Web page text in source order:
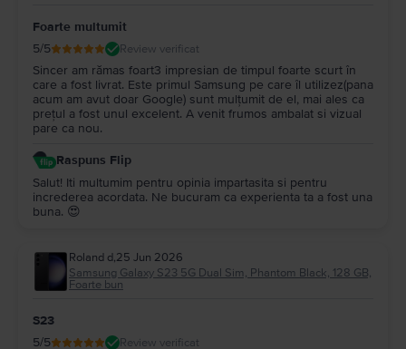
Foarte multumit
5/5 Review verificat
Sincer am rămas foart3 impresian de timpul foarte scurt în
care a fost livrat. Este primul Samsung pe care îl utilizez(pana
acum am avut doar Google) sunt mulțumit de el, mai ales ca
prețul a fost unul excelent. A venit frumos ambalat si vizual
pare ca nou.
Raspuns Flip
Salut! Iti multumim pentru opinia impartasita si pentru
increderea acordata. Ne bucuram ca experienta ta a fost una
buna. 😍
Roland d,25 Jun 2026
Samsung Galaxy S23 5G Dual Sim, Phantom Black, 128 GB,
Foarte bun
S23
5/5 Review verificat